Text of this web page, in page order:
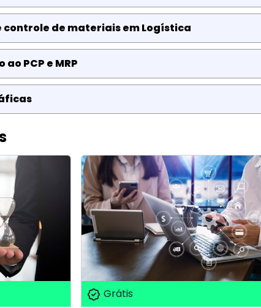
controle de materiais em Logística
PCP e MRP
Grátis